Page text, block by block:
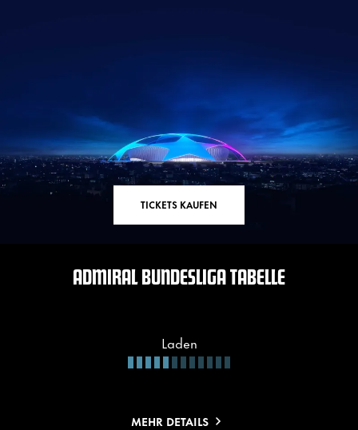
TICKETS KAUFEN
ADMIRAL BUNDESLIGA TABELLE
Laden
MEHR DETAILS